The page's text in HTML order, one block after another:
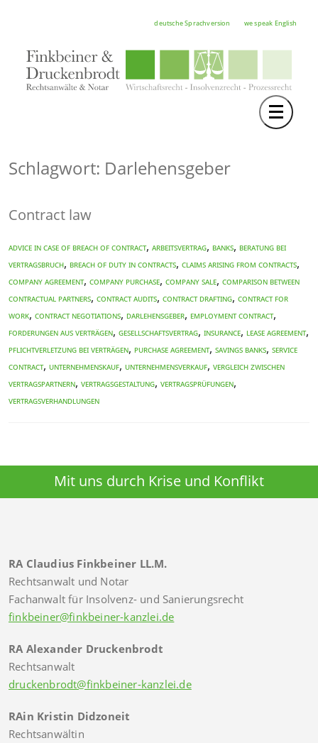
deutsche Sprachversion we speak English
Toggle
RECHTSGEBIETE
FORTBILDUNGEN
HOCHSCHULE
KARRIERE
SERVICE
Schlagwort: Darlehensgeber
Contract law
ADVICE IN CASE OF BREACH OF CONTRACT, Arbeitsvertrag, BANKS, beratung bei
Vertragsbruch, BREACH OF DUTY IN CONTRACTS, CLAIMS ARISING FROM CONTRACTS,
COMPANY AGREEMENT, COMPANY PURCHASE, COMPANY SALE, COMPARISON BETWEEN
CONTRACTUAL PARTNERS, CONTRACT AUDITS, CONTRACT DRAFTING, CONTRACT FOR
WORK, CONTRACT NEGOTIATIONS, Darlehensgeber, EMPLOYMENT CONTRACT,
Forderungen aus Verträgen, Gesellschaftsvertrag, INSURANCE, LEASE AGREEMENT,
Pflichtverletzung bei Verträgen, PURCHASE AGREEMENT, SAVINGS BANKS, SERVICE
CONTRACT, Unternehmenskauf, Unternehmensverkauf, Vergleich zwischen
Vertragspartnern, Vertragsgestaltung, Vertragsprüfungen,
Vertragsverhandlungen
Mit uns durch Krise und Konflikt
RA Claudius Finkbeiner LL.M.
Rechtsanwalt und Notar
Fachanwalt für Insolvenz- und Sanierungsrecht
finkbeiner@finkbeiner-kanzlei.de
RA Alexander Druckenbrodt
Rechtsanwalt
druckenbrodt@finkbeiner-kanzlei.de
RAin Kristin Didzoneit
Rechtsanwältin